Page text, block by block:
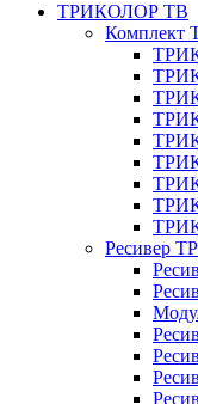
ТРИКОЛОР ТВ
Ресивер